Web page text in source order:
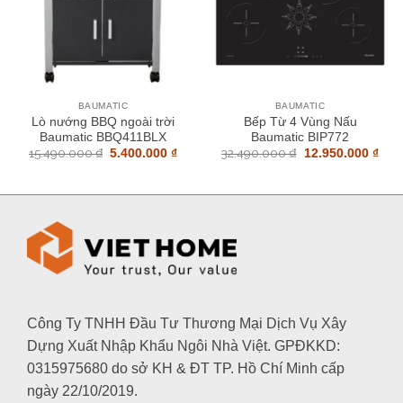
BAUMATIC
Lò nướng BBQ ngoài trời
Baumatic BBQ411BLX
15.490.000₫ Giá
5.400.000₫Giá
5.400.000 ₫.
BAUMATIC
Bếp Từ 4 Vùng Nấu
Baumatic BIP772
32.490.000₫
Giá
12.950.000 ₫Giá
Công Ty TNHH Đầu Tư Thương Mại Dịch Vụ Xây
Dựng Xuất Nhập Khẩu Ngôi Nhà Việt. GPĐKKD:
0315975680 do sở KH & ĐT TP. Hồ Chí Minh cấp
ngày 22/10/2019.